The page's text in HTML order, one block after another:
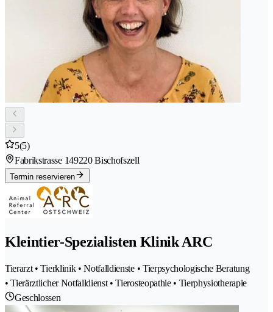
5(5)
Fabrikstrasse 149220 Bischofszell
Termin reservieren
Kleintier-Spezialisten Klinik ARC
Tierarzt • Tierklinik • Notfalldienste • Tierpsychologische Beratung
• Tierärztlicher Notfalldienst • Tierosteopathie • Tierphysiotherapie
Geschlossen